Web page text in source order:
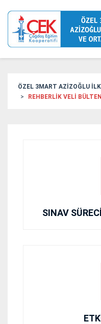
ÖZEL 3MART AZİZOĞLU
REHBERLİK VELİ BÜLTENİ
SINAV